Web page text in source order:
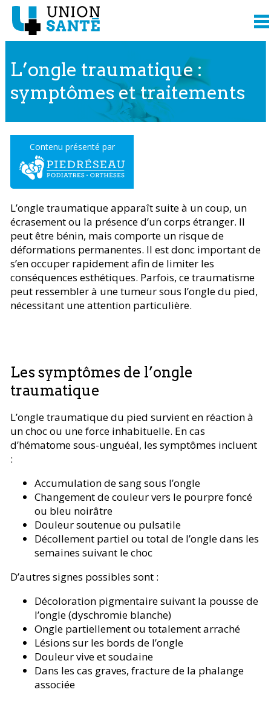
L’ongle traumatique :
symptômes et traitements
Contenu présenté par
L’ongle traumatique apparaît suite à un coup, un
écrasement ou la présence d’un corps étranger. Il
peut être bénin, mais comporte un risque de
déformations permanentes. Il est donc important de
s’en occuper rapidement afin de limiter les
conséquences esthétiques. Parfois, ce traumatisme
peut ressembler à une tumeur sous l’ongle du pied,
nécessitant une attention particulière.
Les symptômes de l’ongle
traumatique
L’ongle traumatique du pied survient en réaction à
un choc ou une force inhabituelle. En cas
d’hématome sous-unguéal, les symptômes incluent
:
Accumulation de sang sous l’ongle
Changement de couleur vers le pourpre foncé
ou bleu noirâtre
Douleur soutenue ou pulsatile
Décollement partiel ou total de l’ongle dans les
semaines suivant le choc
D’autres signes possibles sont :
Décoloration pigmentaire suivant la pousse de
l’ongle (dyschromie blanche)
Ongle partiellement ou totalement arraché
Lésions sur les bords de l’ongle
Douleur vive et soudaine
Dans les cas graves, fracture de la phalange
associée